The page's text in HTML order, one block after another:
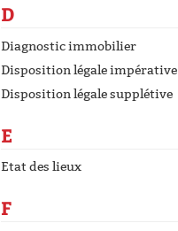
D
Diagnostic immobilier
Disposition légale impérative
Disposition légale supplétive
E
Etat des lieux
F